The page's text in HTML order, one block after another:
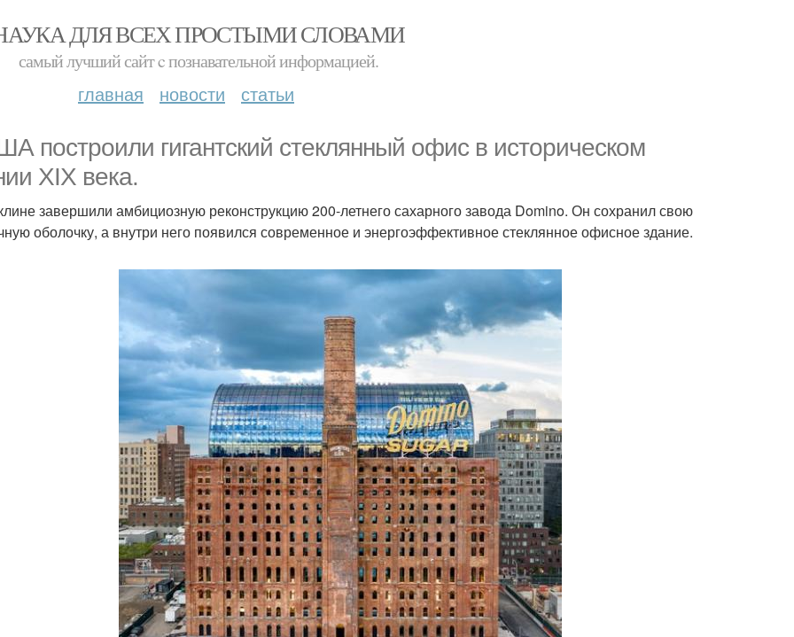
ДЛЯ ВСЕХ ПРОСТЫМИ СЛОВАМИ
самый лучший сайт c познавательной информацией.
главная новости статьи
построили гигантский стеклянный офис в историческом
XIX века.
завершили амбициозную реконструкцию 200-летнего сахарного завода Domino. Он сохранил свою
оболочку, а внутри него появился современное и энергоэффективное стеклянное офисное здание.